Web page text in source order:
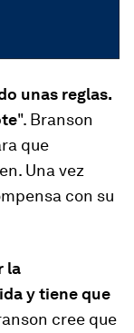
unas reglas.
". Branson
que
Una vez
con su
la
y tiene que
cree que